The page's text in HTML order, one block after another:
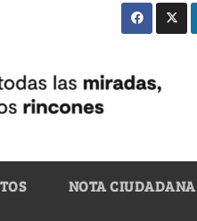
NOTA CIUDADANA